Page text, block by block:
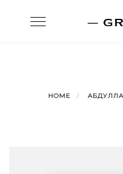
Toggle
HOME